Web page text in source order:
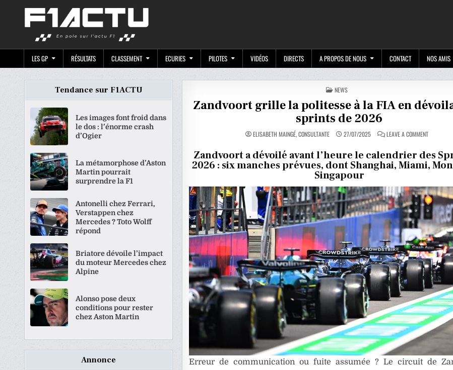
LES GP RÉSULTATS CLASSEMENT ECURIES PILOTES VIDÉOS DIRECTS A PROPOS DE NOUS CONTACT NOS AMIS
POSTED
IN
NEWS
Zandvoort grille la politesse à la FIA en
sprints de 2026
ELISABETH MAINGÉ, CONSULTANTE 27/07/2025 LEAVE A COMMENTON
ZANDVOORT
LA
POLITESSE
LA
DÉVOILANT
LES
SPRINTS
DE
2026
Zandvoort a dévoilé avant l’heure le calendrier des
2026 : six manches prévues, dont Shanghai, Miami,
Singapour
Erreur de communication ou fuite assumée ? Le circuit de
Tendance sur F1ACTU
Les images font froid dans
le dos : l’énorme crash
d’Ogier
La métamorphose d’Aston
Martin pourrait
surprendre la F1
Antonelli chez Ferrari,
Verstappen chez
Mercedes ? Toto Wolff
répond
Briatore dévoile l’impact
du moteur Mercedes chez
Alpine
Alonso pose deux
conditions pour rester
chez Aston Martin
Annonce